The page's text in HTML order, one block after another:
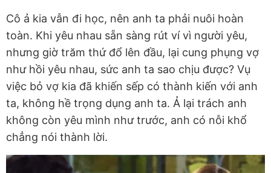
Cô ả kia vẫn đi học, nên anh ta phải nuôi hoàn
toàn. Khi yêu nhau sẵn sàng rút ví vì người yêu,
nhưng giờ trăm thứ đổ lên đầu, lại cung phụng vợ
như hồi yêu nhau, sức anh ta sao chịu được? Vụ
việc bỏ vợ kia đã khiến sếp có thành kiến với anh
ta, không hề trọng dụng anh ta. Ả lại trách anh
không còn yêu mình như trước, anh có nỗi khổ
chẳng nói thành lời.